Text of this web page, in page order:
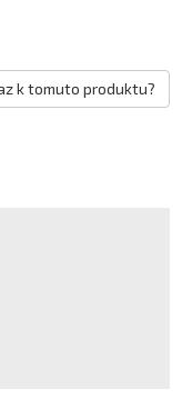
k tomuto produktu?